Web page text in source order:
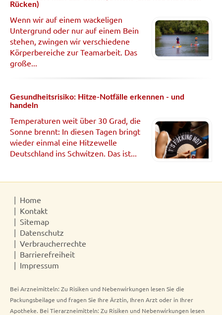
Rücken)
Wenn wir auf einem wackeligen
Untergrund oder nur auf einem Bein
stehen, zwingen wir verschiedene
Körperbereiche zur Teamarbeit. Das
große...
Gesundheitsrisiko: Hitze-Notfälle erkennen - und
handeln
Temperaturen weit über 30 Grad, die
Sonne brennt: In diesen Tagen bringt
wieder einmal eine Hitzewelle
Deutschland ins Schwitzen. Das ist...
Home
Kontakt
Sitemap
Datenschutz
Verbraucherrechte
Barrierefreiheit
Impressum
Bei Arzneimitteln: Zu Risiken und Nebenwirkungen lesen Sie die
Packungsbeilage und fragen Sie Ihre Ärztin, Ihren Arzt oder in Ihrer
Apotheke. Bei Tierarzneimitteln: Zu Risiken und Nebenwirkungen lesen